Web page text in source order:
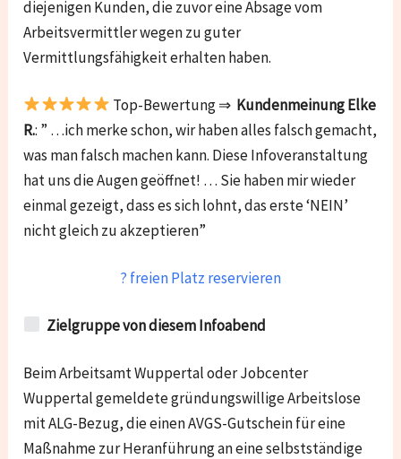
diejenigen Kunden, die zuvor eine Absage vom
Arbeitsvermittler wegen zu guter
Vermittlungsfähigkeit erhalten haben.
Top-Bewertung ⇒ Kundenmeinung Elke
R.: ” …ich merke schon, wir haben alles falsch gemacht,
was man falsch machen kann. Diese Infoveranstaltung
hat uns die Augen geöffnet! … Sie haben mir wieder
einmal gezeigt, dass es sich lohnt, das erste ‘NEIN’
nicht gleich zu akzeptieren”
? freien Platz reservieren
Zielgruppe von diesem Infoabend
Beim Arbeitsamt Wuppertal oder Jobcenter
Wuppertal gemeldete gründungswillige Arbeitslose
mit ALG-Bezug, die einen AVGS-Gutschein für eine
Maßnahme zur Heranführung an eine selbstständige